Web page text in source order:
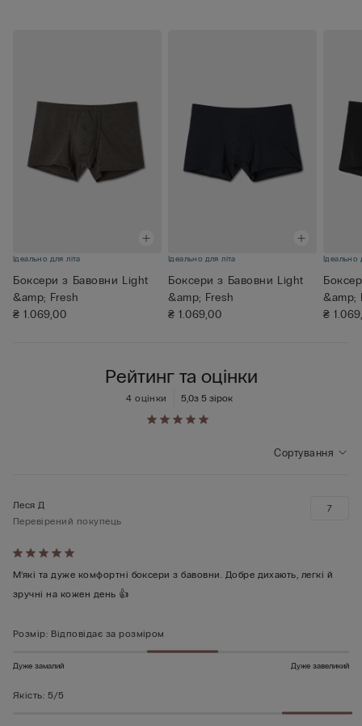
Ідеально для літа
Боксери з Бавовни Light
&amp; Fresh
₴ 1.069,00
Ідеально для літа
Боксери з Бавовни Light
&amp; Fresh
₴ 1.069,00
Ідеально
&amp;
₴
Рейтинг та оцінки
5,0з 5 зірок
4 оцінки
Сортування
Оцінено
5
з
Леся Д
Перевірений покупець
М’які та дуже комфортні боксери з бавовни. Добре дихають, легкі й
зручні на кожен день 👍
7
Розмір: Відповідає за розміром
Дуже замалий Дуже завеликий
Якість: 5/5